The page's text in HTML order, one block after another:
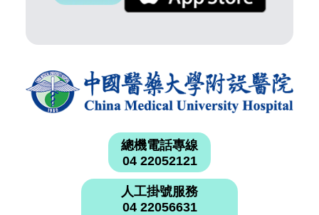
總機電話專線
04 22052121
人工掛號服務
04 22056631